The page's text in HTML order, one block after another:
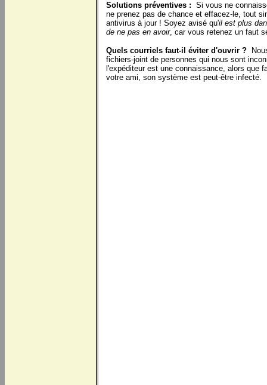
Solutions préventives : Si vous ne
ne prenez pas de chance et effacez-le, tout
antivirus à jour ! Soyez avisé qu'il est plus
de ne pas en avoir, car vous retenez un faut
Quels courriels faut-il éviter d'ouvrir ?
fichiers-joint de personnes qui nous sont
l'expéditeur est une connaissance, alors que
votre ami, son système est peut-être infecté.